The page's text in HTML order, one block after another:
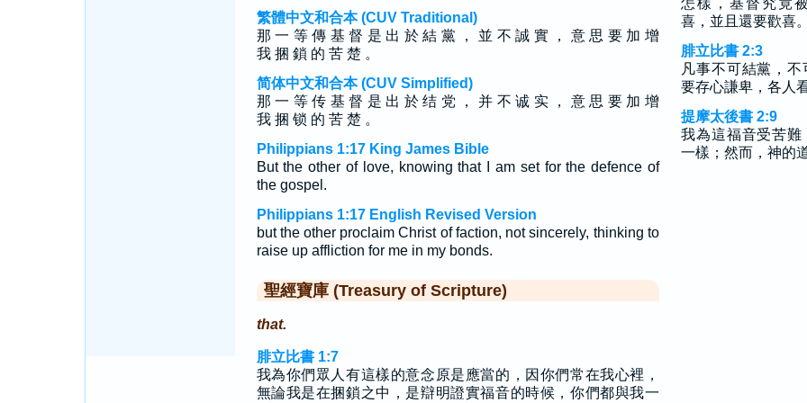
繁體中文和合本 (CUV Traditional)
那 一 等 傳 基 督 是 出 於 結 黨 ， 並 不 誠 實 ， 意 思 要 加 增
我 捆 鎖 的 苦 楚 。
简体中文和合本 (CUV Simplified)
那 一 等 传 基 督 是 出 於 结 党 ， 并 不 诚 实 ， 意 思 要 加 增
我 捆 锁 的 苦 楚 。
Philippians 1:17 King James Bible
But the other of love, knowing that I am set for the defence of
the gospel.
Philippians 1:17 English Revised Version
but the other proclaim Christ of faction, not sincerely, thinking to
raise up affliction for me in my bonds.
聖經寶庫 (Treasury of Scripture)
that.
腓立比書 1:7
我為你們眾人有這樣的意念原是應當的，因你們常在我心裡，
無論我是在捆鎖之中，是辯明證實福音的時候，你們都與我一
怎樣，基督究竟
喜，並且還要歡喜
腓立比書 2:3
凡事不可結黨，
要存心謙卑，各人
提摩太後書 2:9
我為這福音受苦
一樣；然而，神的